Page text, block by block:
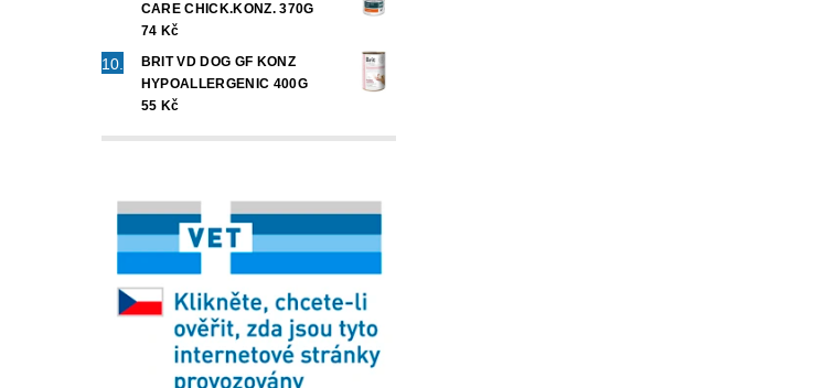
CARE CHICK.KONZ. 370G
74 Kč
BRIT VD DOG GF KONZ
HYPOALLERGENIC 400G
55 Kč